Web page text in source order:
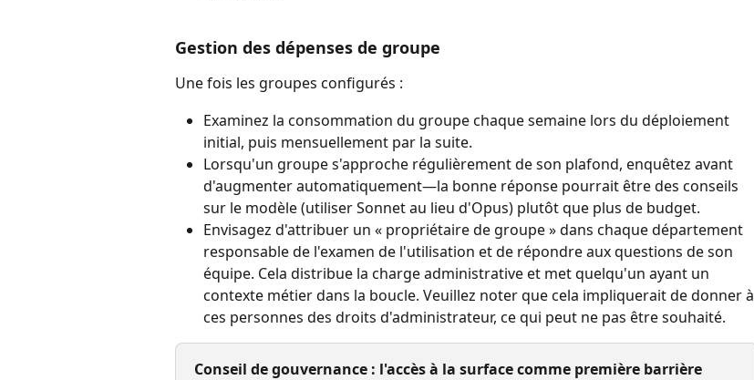
Gestion des dépenses de groupe
Une fois les groupes configurés :
Examinez la consommation du groupe chaque semaine lors du déploiement
initial, puis mensuellement par la suite.
Lorsqu'un groupe s'approche régulièrement de son plafond, enquêtez avant
d'augmenter automatiquement—la bonne réponse pourrait être des conseils
sur le modèle (utiliser Sonnet au lieu d'Opus) plutôt que plus de budget.
Envisagez d'attribuer un « propriétaire de groupe » dans chaque département
responsable de l'examen de l'utilisation et de répondre aux questions de son
équipe. Cela distribue la charge administrative et met quelqu'un ayant un
contexte métier dans la boucle. Veuillez noter que cela impliquerait de donner à
ces personnes des droits d'administrateur, ce qui peut ne pas être souhaité.
Conseil de gouvernance : l'accès à la surface comme première barrière